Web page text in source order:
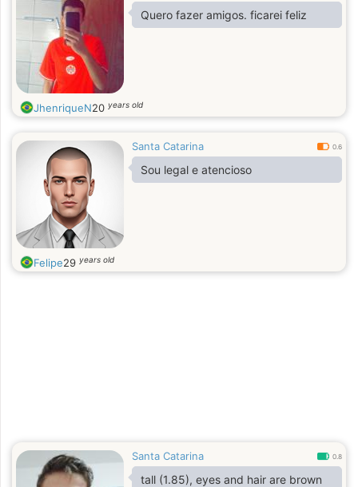
Quero fazer amigos. ficarei feliz
JhenriqueN20 years old
Santa Catarina 0.6
Sou legal e atencioso
Felipe29 years old
Santa Catarina 0.8
tall (1.85), eyes and hair are brown